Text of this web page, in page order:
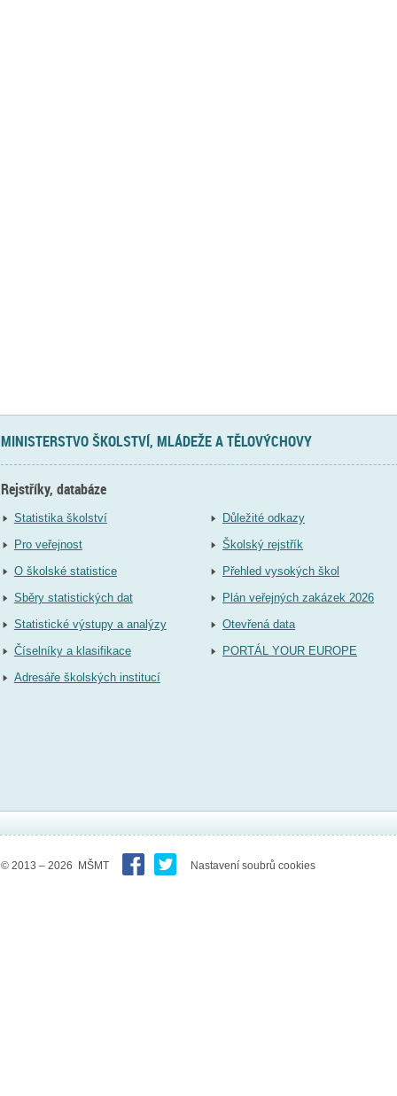
MINISTERSTVO ŠKOLSTVÍ, MLÁDEŽE A TĚLOVÝCHOVY
Rejstříky, databáze
Statistika školství
Pro veřejnost
O školské statistice
Sběry statistických dat
Statistické výstupy a analýzy
Číselníky a klasifikace
Adresáře školských institucí
Důležité odkazy
Školský rejstřík
Přehled vysokých škol
Plán veřejných zakázek 2026
Otevřená data
PORTÁL YOUR EUROPE
© 2013 – 2026 MŠMT Nastavení soubrů cookies